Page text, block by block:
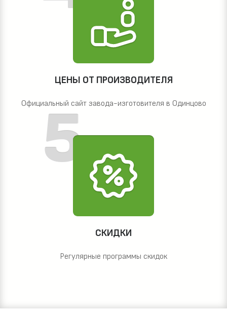
ЦЕНЫ ОТ ПРОИЗВОДИТЕЛЯ
Официальный сайт завода-изготовителя в Одинцово
СКИДКИ
Регулярные программы скидок